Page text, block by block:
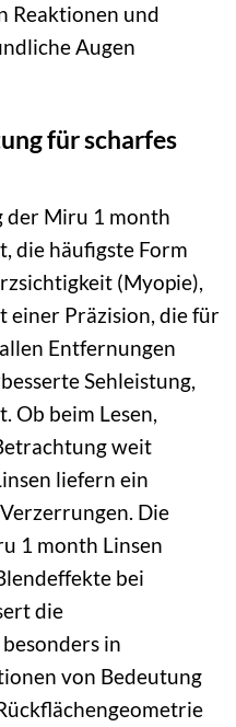
Reaktionen und
Augen
für scharfes
der Miru 1 month
die häufigste Form
(Myopie),
einer Präzision, die für
Entfernungen
Sehleistung,
beim Lesen,
weit
liefern ein
Die
1 month Linsen
bei
die
in
von Bedeutung